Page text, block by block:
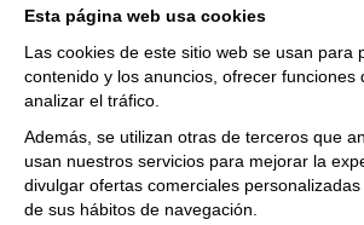
cuidadosamente calculados para
óptimo y una gran facilidad al tocar
las razones por las que las flautas
avanzado de Yamaha se han
del mercado en todo el mundo.
INSTRUMENTO
Flauta
Esta página web usa cookies
Las cookies de este sitio web se usan para
contenido y los anuncios, ofrecer funciones
analizar el tráfico.
Además, se utilizan otras de terceros que
usan nuestros servicios para mejorar la
divulgar ofertas comerciales
de sus hábitos de navegación.